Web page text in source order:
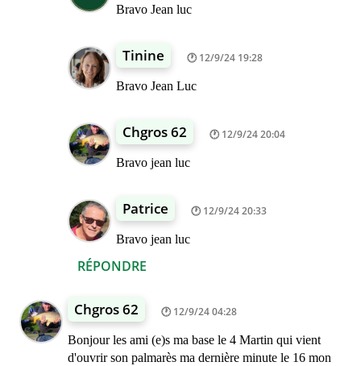
RÉPONDRE
Bravo Jean luc
Tinine 12/9/24 19:28
Bravo Jean Luc
Chgros 62 12/9/24 20:04
Bravo jean luc
Patrice 12/9/24 20:33
Bravo jean luc
Chgros 62 12/9/24 04:28
Bonjour les ami (e)s ma base le 4 Martin qui vient
d'ouvrir son palmarès ma dernière minute le 16 mon